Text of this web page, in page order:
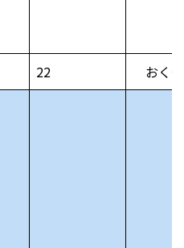
22 おく